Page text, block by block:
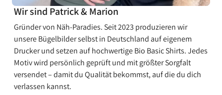
Wir sind Patrick & Marion
Gründer von Näh-Paradies. Seit 2023 produzieren wir
unsere Bügelbilder selbst in Deutschland auf eigenem
Drucker und setzen auf hochwertige Bio Basic Shirts. Jedes
Motiv wird persönlich geprüft und mit größter Sorgfalt
versendet – damit du Qualität bekommst, auf die du dich
verlassen kannst.